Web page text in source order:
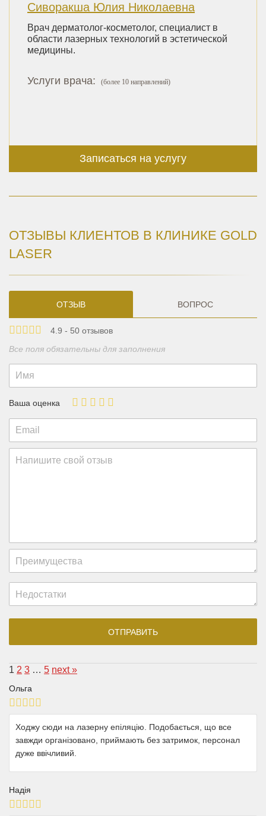
Сиворакша Юлия Николаевна
Врач дерматолог-косметолог, специалист в
области лазерных технологий в эстетической
медицины.
Услуги врача: (более 10 направлений)
Записаться на услугу
ОТЗЫВЫ КЛИЕНТОВ В КЛИНИКЕ GOLD
LASER
ОТЗЫВ ВОПРОС
4.9 - 50 отзывов
Все поля обязательны для заполнения
Ваша оценка
1 2 3 … 5 next »
Ольга
Ходжу сюди на лазерну епіляцію. Подобається, що все
завжди організовано, приймають без затримок, персонал
дуже ввічливий.
Надія